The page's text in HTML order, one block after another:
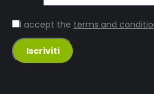
I accept the terms and